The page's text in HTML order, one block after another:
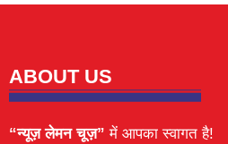
ABOUT US
“न्यूज़ लेमन चूज़” में आपका स्वागत है!